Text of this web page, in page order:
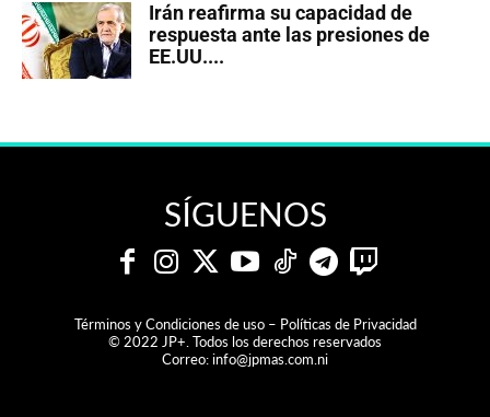
Irán reafirma su capacidad de
respuesta ante las presiones de
EE.UU....
SÍGUENOS
Términos y Condiciones de uso – Políticas de Privacidad
© 2022 JP+. Todos los derechos reservados
Correo:info@jpmas.com.ni